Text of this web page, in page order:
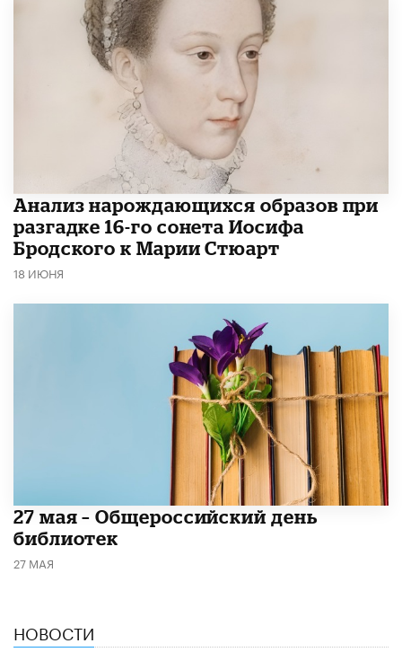
Анализ нарождающихся образов при
разгадке 16-го сонета Иосифа
Бродского к Марии Стюарт
18 ИЮНЯ
​27 мая – Общероссийский день
библиотек
27 МАЯ
НОВОСТИ